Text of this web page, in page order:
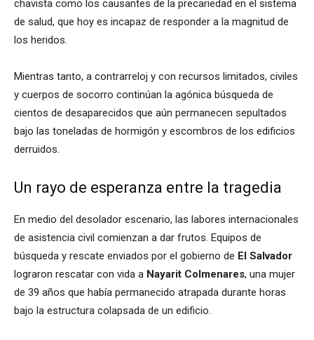
chavista como los causantes de la precariedad en el sistema
de salud, que hoy es incapaz de responder a la magnitud de
los heridos.
Mientras tanto, a contrarreloj y con recursos limitados, civiles
y cuerpos de socorro continúan la agónica búsqueda de
cientos de desaparecidos que aún permanecen sepultados
bajo las toneladas de hormigón y escombros de los edificios
derruidos.
Un rayo de esperanza entre la tragedia
En medio del desolador escenario, las labores internacionales
de asistencia civil comienzan a dar frutos. Equipos de
búsqueda y rescate enviados por el gobierno de El Salvador
lograron rescatar con vida a Nayarit Colmenares, una mujer
de 39 años que había permanecido atrapada durante horas
bajo la estructura colapsada de un edificio.